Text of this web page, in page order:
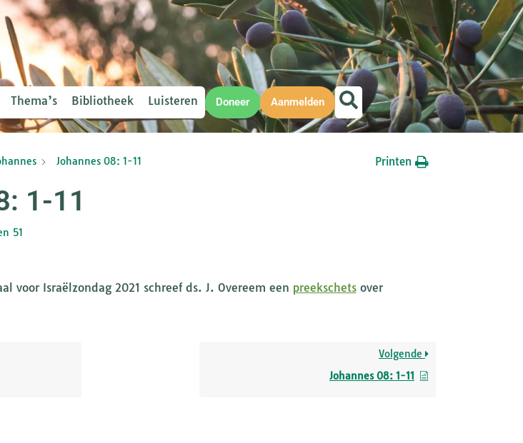
Thema’s Bibliotheek Luisteren Doneer Aanmelden
Johannes 08: 1-11 Printen
1-11
51
voor Israëlzondag 2021 schreef ds. J. Overeem een preekschetsover
Volgende
Johannes 08: 1-11